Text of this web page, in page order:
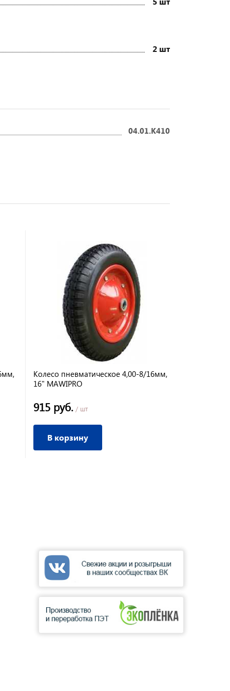
2 шт
04.01.К410
Колесо пневматическое 4,00-8/16мм,
16" MAWIPRO
915 руб. / шт
В корзину